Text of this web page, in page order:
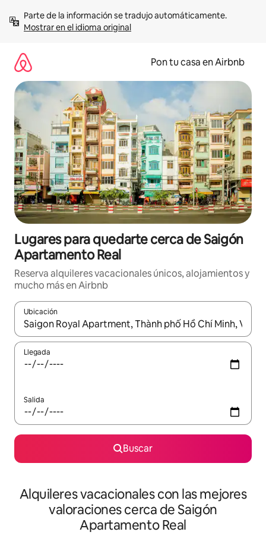
contenidoMostrar en el idioma original
Pon tu casa en Airbnb
Lugares para quedarte cerca de Saigón
Apartamento Real
Reserva alquileres vacacionales únicos, alojamientos y
mucho más en Airbnb
Ubicación
Cuando los resultados estén disponibles, navega con las
Llegada
Salida
Buscar
Alquileres vacacionales con las mejores
valoraciones cerca de Saigón
Apartamento Real